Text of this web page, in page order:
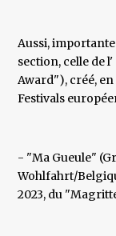
Aussi,
section, celle de
Award"), créé, en
Festivals
- "Ma Gueule"
Wohlfahrt/
2023, du